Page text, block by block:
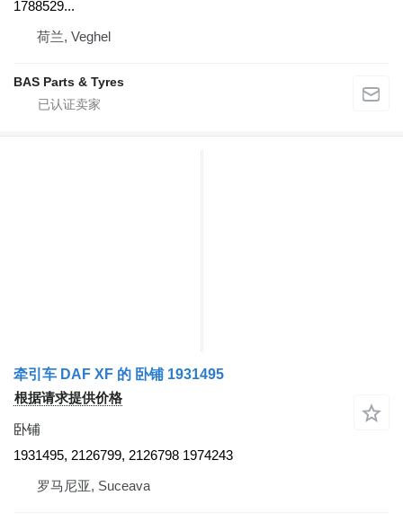
1788529...
荷兰, Veghel
BAS Parts & Tyres
牵引车 DAF XF 的 卧铺 1931495
根据请求提供价格
卧铺
1931495, 2126799, 2126798 1974243
罗马尼亚, Suceava